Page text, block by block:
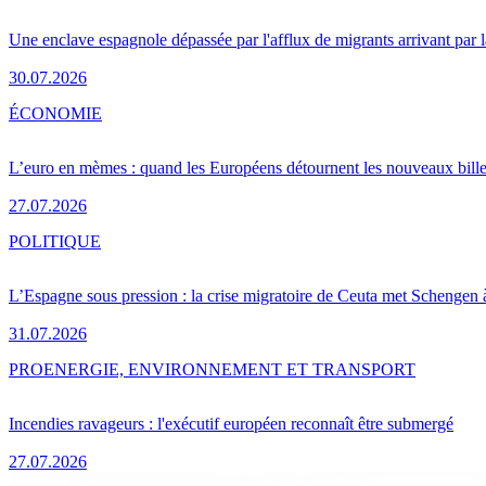
Une enclave espagnole dépassée par l'afflux de migrants arrivant par
30.07.2026
L’euro en mèmes : quand les Européens détournent les nouveaux
27.07.2026
ÉCONOMIE
L’Espagne sous pression : la crise migratoire de Ceuta met Schengen
31.07.2026
POLITIQUE
Incendies ravageurs : l'exécutif européen reconnaît être submergé
27.07.2026
PROENERGIE, ENVIRONNEMENT ET TRANSPORT